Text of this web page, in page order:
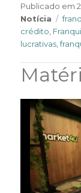
Publicado em
Notícia
Tags
crédito
lucrativas ,